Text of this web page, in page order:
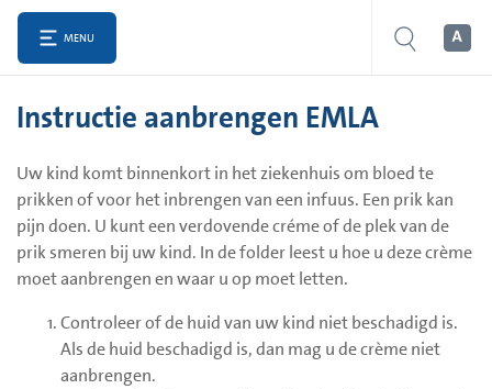
MENU
Instructie aanbrengen EMLA
Uw kind komt binnenkort in het ziekenhuis om bloed te
prikken of voor het inbrengen van een infuus. Een prik kan
pijn doen. U kunt een verdovende créme of de plek van de
prik smeren bij uw kind. In de folder leest u hoe u deze crème
moet aanbrengen en waar u op moet letten.
Controleer of de huid van uw kind niet beschadigd is.
Als de huid beschadigd is, dan mag u de crème niet
aanbrengen.